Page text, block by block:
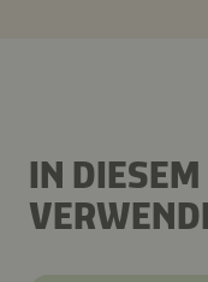
IN DIESEM